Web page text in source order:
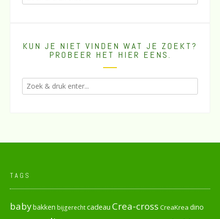
KUN JE NIET VINDEN WAT JE ZOEKT?
PROBEER HET HIER EENS.
TAGS
babybakken bijgerechtcadeau Crea-cross CreaKrea dino